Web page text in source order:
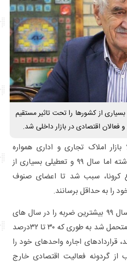
از کشورها را تحت تاثیر مستقیم
اقتصادی در بازار داخلی شد.
املاک تجاری و اداری همواره
مشتریان خاص خود را داشته اما سال ۹۹ و تعطیلی بسیاری از
کرونا، سبب شد تا اعضای صنوف
را به حداقل برسانند.
املاک تجاری و اداری در سال ۹۹ بیشترین ضربه را در سال های
اخیر خورد و ضرر هنگفتی متحمل شد به طوری که ۳۰ تا ۳۲درصد
قراردادهای اجاره واحدهای خود را
گردونه فعالیت اقتصادی خارج